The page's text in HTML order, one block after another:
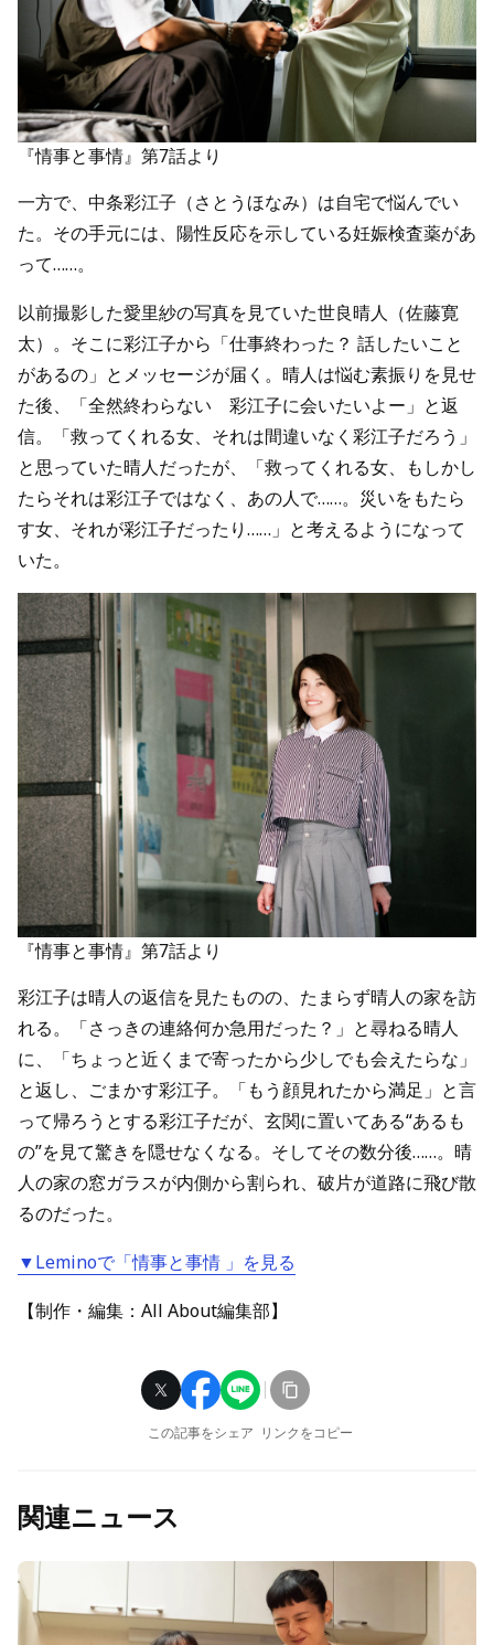
『情事と事情』第7話より
一方で、中条彩江子（さとうほなみ）は自宅で悩んでい
た。その手元には、陽性反応を示している妊娠検査薬があ
って……。
以前撮影した愛里紗の写真を見ていた世良晴人（佐藤寛
太）。そこに彩江子から「仕事終わった？ 話したいこと
があるの」とメッセージが届く。晴人は悩む素振りを見せ
た後、「全然終わらない 彩江子に会いたいよー」と返
信。「救ってくれる女、それは間違いなく彩江子だろう」
と思っていた晴人だったが、「救ってくれる女、もしかし
たらそれは彩江子ではなく、あの人で……。災いをもたら
す女、それが彩江子だったり……」と考えるようになって
いた。
『情事と事情』第7話より
彩江子は晴人の返信を見たものの、たまらず晴人の家を訪
れる。「さっきの連絡何か急用だった？」と尋ねる晴人
に、「ちょっと近くまで寄ったから少しでも会えたらな」
と返し、ごまかす彩江子。「もう顔見れたから満足」と言
って帰ろうとする彩江子だが、玄関に置いてある“あるも
の”を見て驚きを隠せなくなる。そしてその数分後……。晴
人の家の窓ガラスが内側から割られ、破片が道路に飛び散
るのだった。
▼Leminoで「情事と事情 」を見る
【制作・編集：All About編集部】
この記事をシェア リンクをコピー
関連ニュース